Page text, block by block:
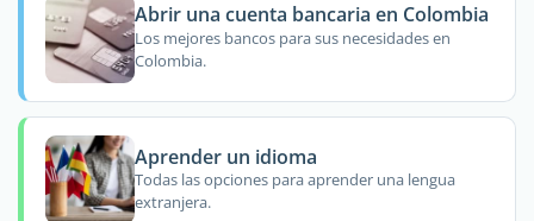
Abrir una cuenta bancaria en Colombia
Los mejores bancos para sus necesidades en
Colombia.
Aprender un idioma
Todas las opciones para aprender una lengua
extranjera.